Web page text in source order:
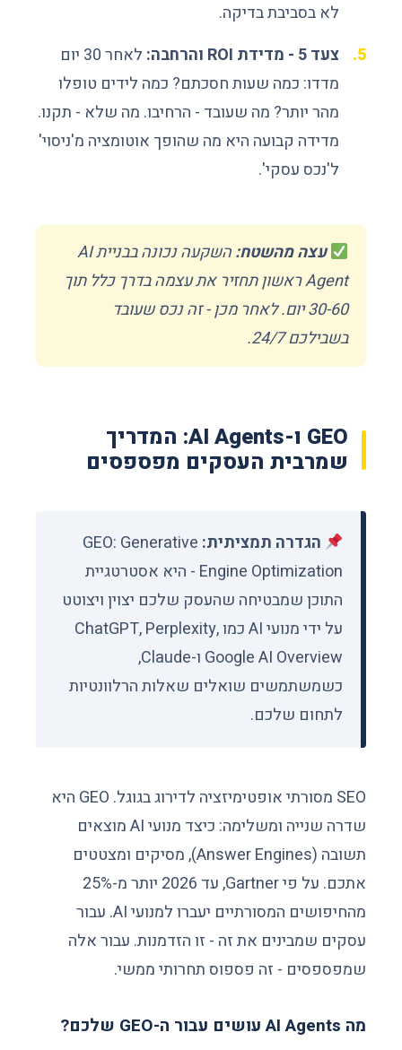
לא בסביבת בדיקה.
צעד 5 - מדידת ROI והרחבה:
לאחר 30 יום
מדדו: כמה שעות חסכתם? כמה לידים טופלו
מהר יותר? מה שעובד - הרחיבו. מה שלא - תקנו.
מדידה קבועה היא מה שהופך אוטומציה מ'ניסוי'
ל'נכס עסקי'.
עצה מהשטח:
השקעה נכונה בבניית AI
Agent ראשון תחזיר את עצמה בדרך כלל תוך
30-60 יום. לאחר מכן - זה נכס שעובד
בשבילכם 24/7.
GEO ו-AI Agents: המדריך
שמרבית העסקים מפספסים
הגדרה תמציתית: GEO: Generative
Engine Optimization - היא אסטרטגיית
התוכן שמבטיחה שהעסק שלכם יצוין ויצוטט
על ידי מנועי AI כמו ChatGPT, Perplexity,
Google AI Overview ו-Claude,
כשמשתמשים שואלים שאלות הרלוונטיות
לתחום שלכם.
SEO מסורתי אופטימיזציה לדירוג בגוגל. GEO היא
שדרה שנייה ומשלימה: כיצד מנועי AI מוצאים
תשובה (Answer Engines), מסיקים ומצטטים
אתכם. על פי Gartner, עד 2026 יותר מ-25%
מהחיפושים המסורתיים יעברו למנועי AI. עבור
עסקים שמבינים את זה - זו הזדמנות. עבור אלה
שמפספסים - זה פספוס תחרותי ממשי.
מה AI Agents עושים עבור ה-GEO שלכם?